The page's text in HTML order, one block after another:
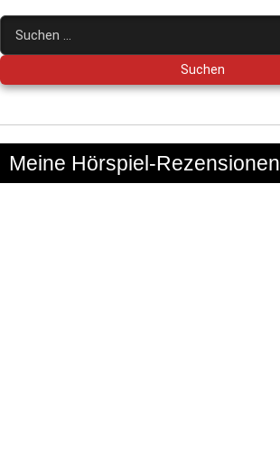
Suchen
nach:
Meine Hörspiel-Rezensionen